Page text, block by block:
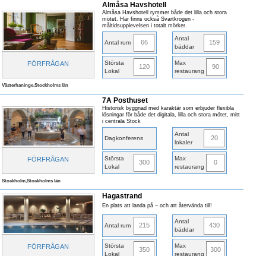
FÖRFRÅGAN
Almåsa Havshotell
Almåsa Havshotell rymmer både det lilla och stora
mötet. Här finns också Svartkrogen -
måltidsupplevelsen i totalt mörker.
Antal rum 66
Antal
bäddar
159
Största
Lokal
120
Max
restaurang
90
Västerhaninge,Stockholms län
FÖRFRÅGAN
7A Posthuset
Historisk byggnad med karaktär som erbjuder flexibla
lösningar för både det digitala, lilla och stora mötet, mitt
i centrala Stock
Dagkonferens
Antal
lokaler
20
Största
Lokal
300
Max
restaurang
0
Stockholm,Stockholms län
FÖRFRÅGAN
Hagastrand
En plats att landa på – och att återvända till!
Antal rum 215
Antal
bäddar
430
Största
Lokal
350
Max
restaurang
300